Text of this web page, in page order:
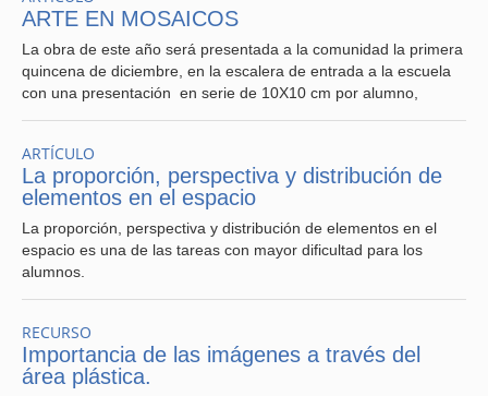
ARTE EN MOSAICOS
La obra de este año será presentada a la comunidad la primera
quincena de diciembre, en la escalera de entrada a la escuela
con una presentación en serie de 10X10 cm por alumno,
ARTÍCULO
La proporción, perspectiva y distribución de
elementos en el espacio
La proporción, perspectiva y distribución de elementos en el
espacio es una de las tareas con mayor dificultad para los
alumnos.
RECURSO
Importancia de las imágenes a través del
área plástica.